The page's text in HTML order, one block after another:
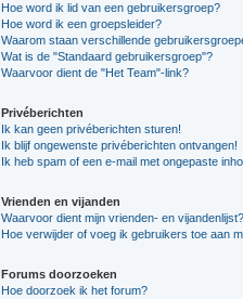
Hoe word ik lid van een gebruikersgroep?
Hoe word ik een groepsleider?
Waarom staan verschillende
Wat is de "Standaard gebruikersgroep"?
Waarvoor dient de "Het Team"-link?
Privéberichten
Ik kan geen privéberichten sturen!
Ik blijf ongewenste privéberichten ontvangen!
Ik heb spam of een e-mail met ongepaste
Vrienden en vijanden
Waarvoor dient mijn vrienden- en vijandenlijst?
Hoe verwijder of voeg ik gebruikers toe aan
Forums doorzoeken
Hoe doorzoek ik het forum?